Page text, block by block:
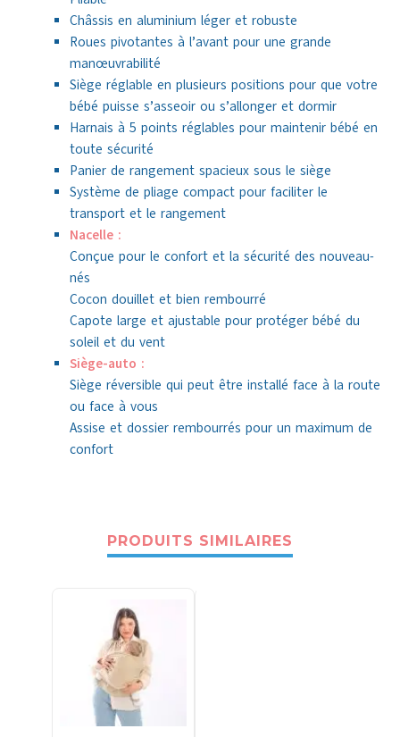
Châssis en aluminium léger et robuste
Roues pivotantes à l’avant pour une grande
manœuvrabilité
Siège réglable en plusieurs positions pour que votre
bébé puisse s’asseoir ou s’allonger et dormir
Harnais à 5 points réglables pour maintenir bébé en
toute sécurité
Panier de rangement spacieux sous le siège
Système de pliage compact pour faciliter le
transport et le rangement
Nacelle :
Conçue pour le confort et la sécurité des nouveau-
nés
Cocon douillet et bien rembourré
Capote large et ajustable pour protéger bébé du
soleil et du vent
Siège-auto :
Siège réversible qui peut être installé face à la route
ou face à vous
Assise et dossier rembourrés pour un maximum de
confort
PRODUITS SIMILAIRES